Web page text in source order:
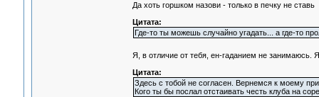
Да хоть горшком назови - только в печку не ставь
Цитата:
Где-то ты можешь случайно угадать... а где-то
Я, в отличие от тебя, ен-гаданием не
Цитата:
Здесь с тобой не согласен. Вернемся к моему
Кого ты бы послал отстаивать честь клуба на